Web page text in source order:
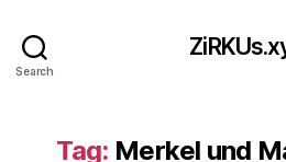
Search
Tag: Merkel und